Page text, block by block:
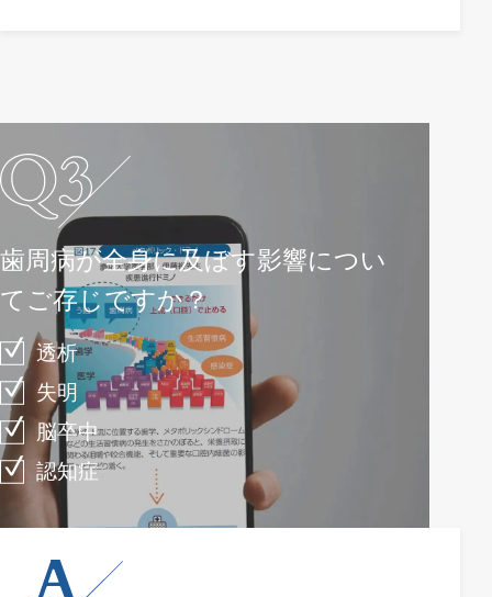
歯周病が全身に及ぼす影響につい
てご存じですか？
透析
失明
脳卒中
認知症